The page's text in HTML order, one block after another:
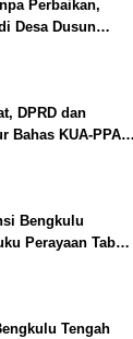
Perbaikan,
Desa Dusun
DPRD dan
Bahas KUA-PPAS
Bengkulu
Perayaan Tabot
Tengah